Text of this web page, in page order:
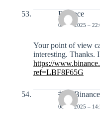
Binance
03-12-2025 –
Your point of view
interesting. Thanks.
https://
ref=LBF8F65G
打开
08-12-2025 –